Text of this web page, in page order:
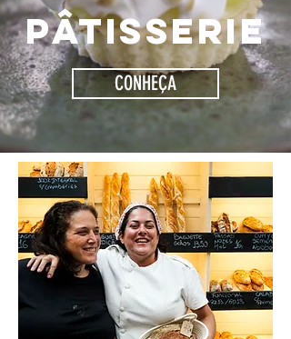
Pâtisserie
CONHEÇA